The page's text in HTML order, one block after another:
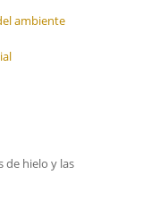
ambiente
de hielo y las